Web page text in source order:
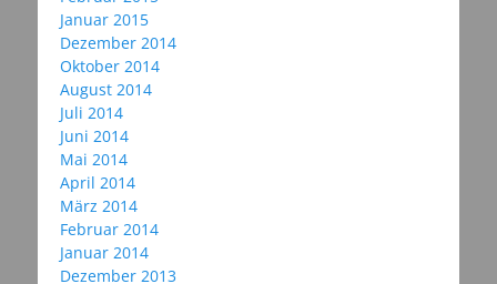
Januar 2015
Dezember 2014
Oktober 2014
August 2014
Juli 2014
Juni 2014
Mai 2014
April 2014
März 2014
Februar 2014
Januar 2014
Dezember 2013